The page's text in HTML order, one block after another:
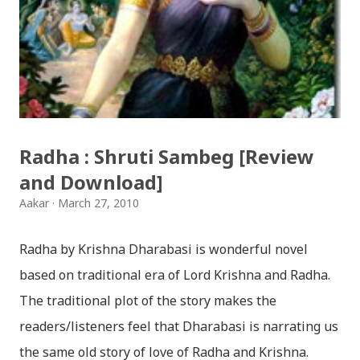
गितहरुलाई हामीले यहाँ एकै ठाउँमा सजिलोको लागि राखिदिएको मात्र
हौँ । तपाई यदि यी गित संगितको सर्जक हुनुहुन्छ र गित संगित यहाँबाट
हटाउनुपर्ने भए जानकारी गराउनुहोला । फेरी एकपटक शुभ दिपावलीको
हार्दिक मंगलमय शुभकामना व्यक्त गर्दछौँ ।
Radha : Shruti Sambeg [Review
and Download]
Aakar March 27, 2010
Radha by Krishna Dharabasi is wonderful novel
based on traditional era of Lord Krishna and Radha.
The traditional plot of the story makes the
readers/listeners feel that Dharabasi is narrating us
the same old story of love of Radha and Krishna.